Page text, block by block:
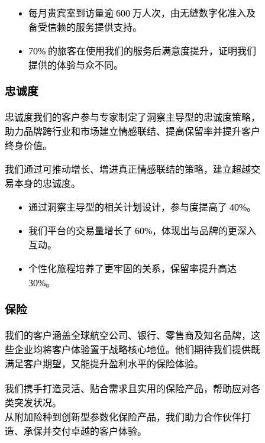
每月贵宾室到访量逾 600 万人次，由无缝数字化准入及
备受信赖的服务提供支持。
70% 的旅客在使用我们的服务后满意度提升，证明我们
提供的体验与众不同。
忠诚度
忠诚度我们的客户参与专家制定了洞察主导型的忠诚度策略，
助力品牌跨行业和市场建立情感联结、提高保留率并提升客户
终身价值。
我们通过可推动增长、增进真正情感联结的策略，建立超越交
易本身的忠诚度。
通过洞察主导型的相关计划设计，参与度提高了 40%。
我们平台的交易量增长了 60%，体现出与品牌的更深入
互动。
个性化旅程培养了更牢固的关系，保留率提升高达
30%。
保险
我们的客户涵盖全球航空公司、银行、零售商及知名品牌，这
些企业均将客户体验置于战略核心地位。他们期待我们提供既
满足客户期望，又能提升盈利水平的保险体验。
我们携手打造灵活、贴合需求且实用的保险产品，帮助应对各
类突发状况。
从附加险种到创新型参数化保险产品，我们助力合作伙伴打
造、承保并交付卓越的客户体验。